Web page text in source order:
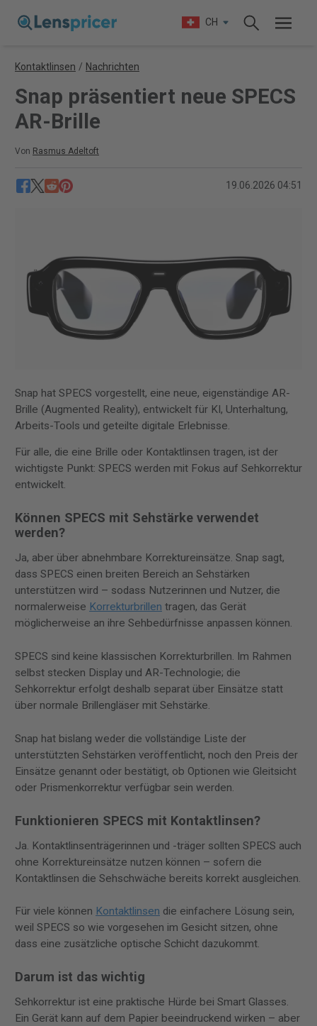
CH
Kontaktlinsen / Nachrichten
Snap präsentiert neue SPECS
AR-Brille
Von Rasmus Adeltoft
19.06.2026 04:51
Snap hat SPECS vorgestellt, eine neue, eigenständige AR-
Brille (Augmented Reality), entwickelt für KI, Unterhaltung,
Arbeits-Tools und geteilte digitale Erlebnisse.
Für alle, die eine Brille oder Kontaktlinsen tragen, ist der
wichtigste Punkt: SPECS werden mit Fokus auf Sehkorrektur
entwickelt.
Können SPECS mit Sehstärke verwendet
werden?
Ja, aber über abnehmbare Korrektureinsätze. Snap sagt,
dass SPECS einen breiten Bereich an Sehstärken
unterstützen wird – sodass Nutzerinnen und Nutzer, die
normalerweise Korrekturbrillen tragen, das Gerät
möglicherweise an ihre Sehbedürfnisse anpassen können.
SPECS sind keine klassischen Korrekturbrillen. Im Rahmen
selbst stecken Display und AR-Technologie; die
Sehkorrektur erfolgt deshalb separat über Einsätze statt
über normale Brillengläser mit Sehstärke.
Snap hat bislang weder die vollständige Liste der
unterstützten Sehstärken veröffentlicht, noch den Preis der
Einsätze genannt oder bestätigt, ob Optionen wie Gleitsicht
oder Prismenkorrektur verfügbar sein werden.
Funktionieren SPECS mit Kontaktlinsen?
Ja. Kontaktlinsenträgerinnen und -träger sollten SPECS auch
ohne Korrektureinsätze nutzen können – sofern die
Kontaktlinsen die Sehschwäche bereits korrekt ausgleichen.
Für viele können Kontaktlinsen die einfachere Lösung sein,
weil SPECS so wie vorgesehen im Gesicht sitzen, ohne
dass eine zusätzliche optische Schicht dazukommt.
Darum ist das wichtig
Sehkorrektur ist eine praktische Hürde bei Smart Glasses.
Ein Gerät kann auf dem Papier beeindruckend wirken – aber